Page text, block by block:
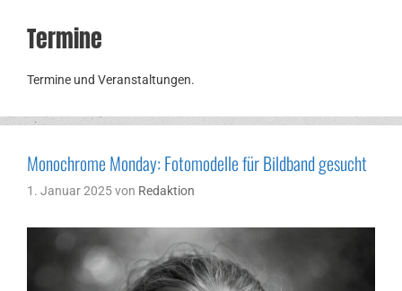
Termine
Termine und Veranstaltungen.
Monochrome Monday: Fotomodelle für Bildband gesucht
1. Januar 2025von Redaktion